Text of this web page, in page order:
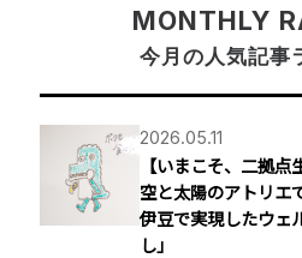
MONTHLY
今月の人気記事
2026.05.11
【いまこそ、二拠
空と太陽のアトリエ
伊豆で実現したウェ
し」